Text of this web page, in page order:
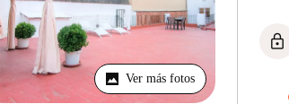
Ver más fotos
lock